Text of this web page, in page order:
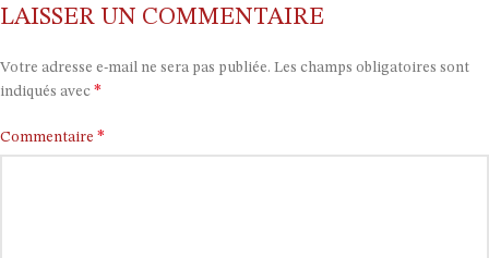
LAISSER UN COMMENTAIRE
Votre adresse e-mail ne sera pas publiée. Les champs obligatoires sont
indiqués avec *
Commentaire *